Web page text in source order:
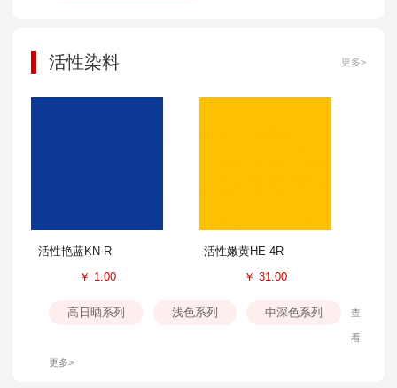
活性染料 更多>
活性艳蓝KN-R
￥ 1.00
活性嫩黄HE-4R
￥ 31.00
高日晒系列 浅色系列 中深色系列 查
看
更多>